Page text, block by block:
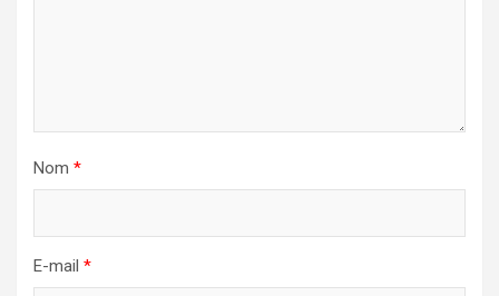
Nom *
E-mail *